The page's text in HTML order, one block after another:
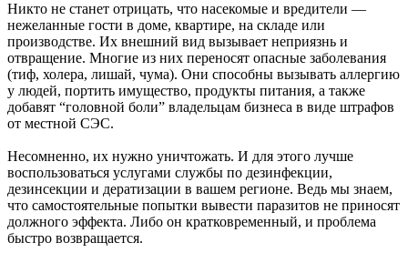
Никто не станет отрицать, что насекомые и вредители —
нежеланные гости в доме, квартире, на складе или
производстве. Их внешний вид вызывает неприязнь и
отвращение. Многие из них переносят опасные заболевания
(тиф, холера, лишай, чума). Они способны вызывать аллергию
у людей, портить имущество, продукты питания, а также
добавят “головной боли” владельцам бизнеса в виде штрафов
от местной СЭС.
Несомненно, их нужно уничтожать. И для этого лучше
воспользоваться услугами службы по дезинфекции,
дезинсекции и дератизации в вашем регионе. Ведь мы знаем,
что самостоятельные попытки вывести паразитов не приносят
должного эффекта. Либо он кратковременный, и проблема
быстро возвращается.